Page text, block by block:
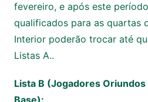
fevereiro, e após este
qualificados para as quartas
Interior poderão trocar até
Listas A..
Lista B (Jogadores